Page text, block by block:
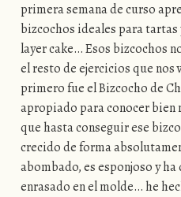
primera semana de curso
bizcochos ideales para
layer cake… Esos bizcochos
el resto de ejercicios que nos
primero fue el Bizcocho de
apropiado para conocer bien
que hasta conseguir ese
crecido de forma
abombado, es esponjoso y
enrasado en el molde… he